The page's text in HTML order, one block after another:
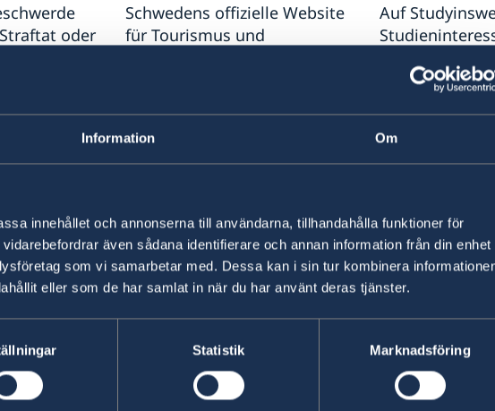
Information Om
innehållet och annonserna till användarna, tillhandahålla funktioner för
även sådana identifierare och annan information från din enhet
som vi samarbetar med. Dessa kan i sin tur kombinera
eller som de har samlat in när du har använt deras tjänster.
Statistik Marknadsföring
oder
Sie dies
melden.
den
oder
Schwedens offizielle Website
für Tourismus und
Auf
Studenten/-
Informationen
Study in